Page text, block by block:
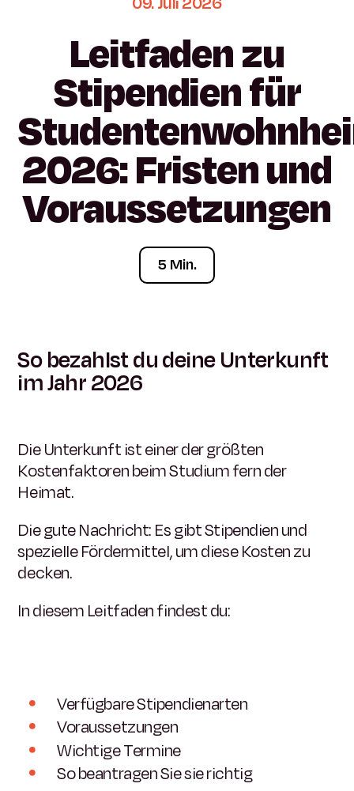
Leitfadenzu
Stipendienfür
2026:Fristenund
Voraussetzungen
5 Min.
So bezahlst du deine Unterkunft
im Jahr 2026
Die Unterkunft ist einer der größten
Kostenfaktoren beim Studium fern der
Heimat.
Die gute Nachricht: Es gibt Stipendien und
spezielle Fördermittel, um diese Kosten zu
decken.
In diesem Leitfaden findest du:
Verfügbare Stipendienarten
Voraussetzungen
Wichtige Termine
So beantragen Sie sie richtig